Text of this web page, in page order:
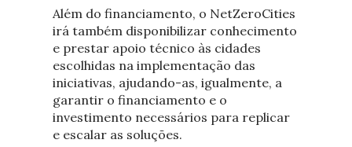
Além do financiamento, o NetZeroCities
irá também disponibilizar conhecimento
e prestar apoio técnico às cidades
escolhidas na implementação das
iniciativas, ajudando-as, igualmente, a
garantir o financiamento e o
investimento necessários para replicar
e escalar as soluções.